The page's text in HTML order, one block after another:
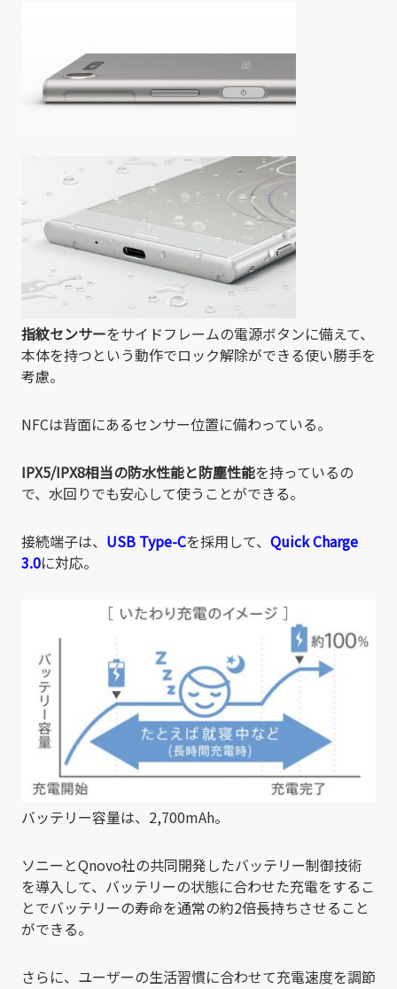
指紋センサーをサイドフレームの電源ボタンに備えて、
本体を持つという動作でロック解除ができる使い勝手を
考慮。
NFCは背面にあるセンサー位置に備わっている。
IPX5/IPX8相当の防水性能と防塵性能を持っているの
で、水回りでも安心して使うことができる。
接続端子は、 USB Type-Cを採用して、 Quick Charge
3.0に対応。
バッテリー容量は、2,700mAh。
ソニーとQnovo社の共同開発したバッテリー制御技術
を導入して、バッテリーの状態に合わせた充電をするこ
とでバッテリーの寿命を通常の約2倍長持ちさせること
ができる。
さらに、ユーザーの生活習慣に合わせて充電速度を調節